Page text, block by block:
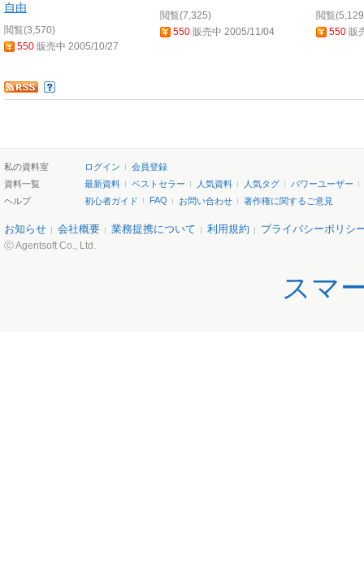
自由
閲覧(3,570)
550 販売中 2005/10/27
閲覧(7,325)
550 販売中 2005/11/04
閲覧
550 販
私の資料室 ログイン
会員登録
資料一覧
最新資料 ベストセラー 人気資料 人気タグ
パワーユーザー
ヘルプ
初心者ガイド FAQ お問い合わせ 著作権に関するご意見
お知らせ 会社概要 業務提携について 利用規約 プライバシーポリシ
ⓒ Agentsoft Co., Ltd.
スマ